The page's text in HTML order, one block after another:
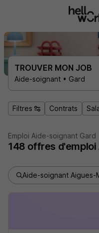
TROUVER MON JOB
Aide-soignant • Gard
Filtres Contrats
Emploi Aide-soignant Gard
148 offres d'emploi
Aide-soignant Aigues-